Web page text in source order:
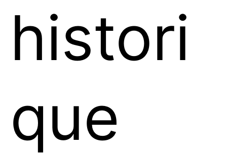
histori
que